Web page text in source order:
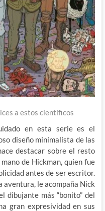
a estos científicos
en esta serie es el
diseño minimalista de las
destacar sobre el resto
de Hickman, quien fue
antes de ser escritor.
aventura, le acompaña Nick
dibujante más “bonito” del
gran expresividad en sus